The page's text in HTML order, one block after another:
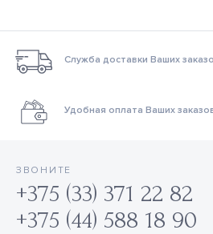
Служба доставки Ваших
Удобная оплата Ваших
ЗВОНИТЕ
+375 (33) 371 22 82
+375 (44) 588 18 90